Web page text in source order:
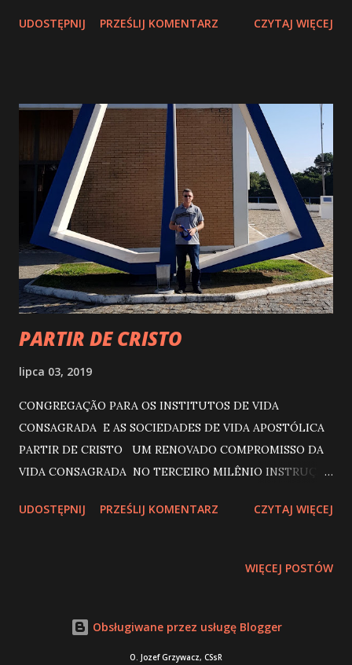
UDOSTĘPNIJ PRZEŚLIJ KOMENTARZ CZYTAJ WIĘCEJ
PARTIR DE CRISTO
lipca 03, 2019
CONGREGAÇÃO PARA OS INSTITUTOS DE VIDA
CONSAGRADA E AS SOCIEDADES DE VIDA APOSTÓLICA
PARTIR DE CRISTO UM RENOVADO COMPROMISSO DA
VIDA CONSAGRADA NO TERCEIRO MILÊNIO INSTRUÇÃO
rosto de Cristo Caminhando sobre as pegadas de Cristo
todo o Povo de Deus Em missão para o Reino Dóceis ao
UDOSTĘPNIJ PRZEŚLIJ KOMENTARZ CZYTAJ WIĘCEJ
WIĘCEJ POSTÓW
Obsługiwane przez usługę Blogger
O. Jozef Grzywacz, CSsR